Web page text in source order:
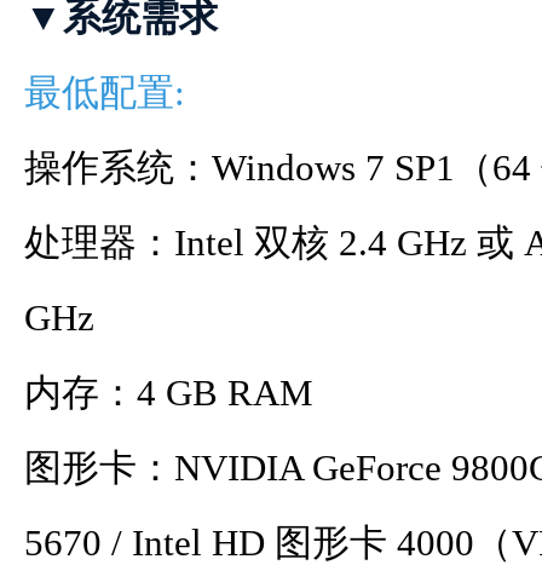
▼系统需求
最低配置:
操作系统：Windows 7 SP1（
处理器：Intel 双核 2.4 GHz 或
GHz
内存：4 GB RAM
图形卡：NVIDIA GeForce
5670 / Intel HD 图形卡 4000（